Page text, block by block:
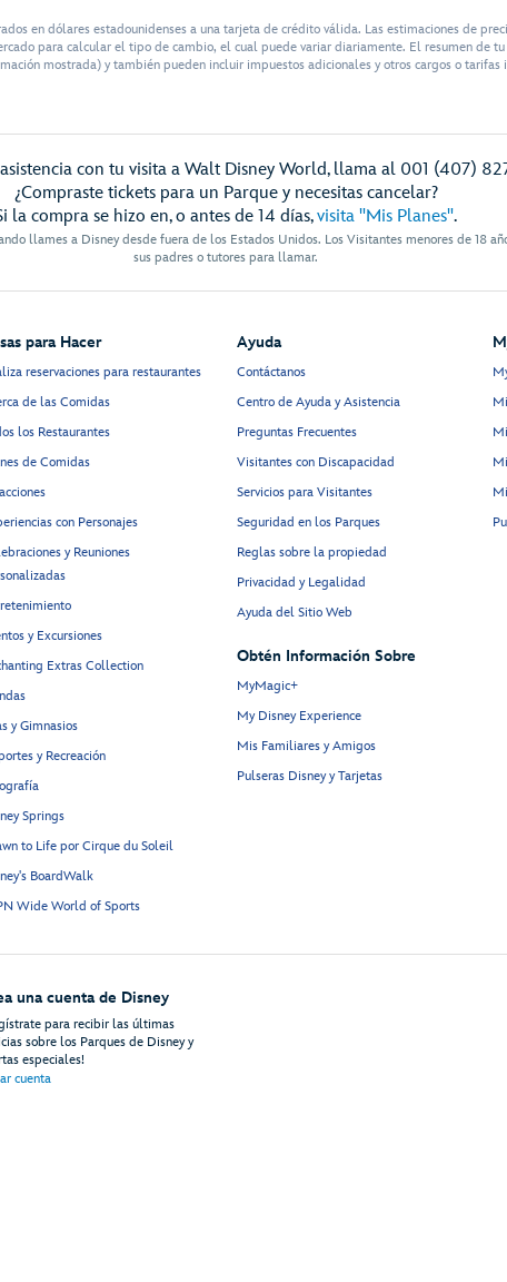
en dólares estadounidenses a una tarjeta de crédito válida. Las estimaciones de
para calcular el tipo de cambio, el cual puede variar diariamente. El resumen de
mostrada) y también pueden incluir impuestos adicionales y otros cargos o
con tu visita a Walt Disney World, llama al 001 (407)
¿Compraste tickets para un Parque y necesitas cancelar?
la compra se hizo en, o antes de 14 días,visita "Mis Planes".
llames a Disney desde fuera de los Estados Unidos. Los Visitantes menores de 18
sus padres o tutores para llamar.
para Hacer
reservaciones para restaurantes
de las Comidas
los Restaurantes
de Comidas
con Personajes
y Reuniones
y Excursiones
Extras Collection
y Gimnasios
y Recreación
Springs
to Life por Cirque du Soleil
BoardWalk
Wide World of Sports
Ayuda
Contáctanos
Centro de Ayuda y Asistencia
Preguntas Frecuentes
Visitantes con Discapacidad
Servicios para Visitantes
Seguridad en los Parques
Reglas sobre la propiedad
Privacidad y Legalidad
Ayuda del Sitio Web
Obtén Información Sobre
MyMagic+
My Disney Experience
Mis Familiares y Amigos
Pulseras Disney y Tarjetas
una cuenta de Disney
para recibir las últimas
sobre los Parques de Disney y
especiales!
cuenta